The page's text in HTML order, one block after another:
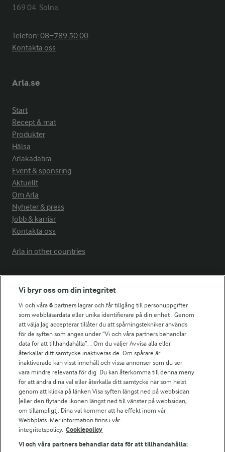
169 04  Solna
Telefon:08−789 50 00
Kontakta oss
Arla.se
Start
Recept & mat
Produkter
Hälsa
Arlakadabra
Event & sponsring
Aktuellt
Om Arla
Nyheter & press
Jobb & karriär
Kontakta oss
Arla in other countries
Fler Arlasajter
För ägare
Arlas kundportal
Arla.com
Falbygdens Ost
Arla webbshop
Bildbank
Följ oss
Vi bryr oss om din integritet
Vi och våra6 partners lagrar och får tillgång till personuppgifter
som webbläsardata eller unika identifierare på din enhet . Genom
att välja Jag accepterar tillåter du att spårningstekniker används
för de syften som anges under ”Vi och våra partners behandlar
data för att tillhandahålla”. . Om du väljer Avvisa alla eller
återkallar ditt samtycke inaktiveras de. Om spårare är
inaktiverade kan visst innehåll och vissa annonser som du ser
vara mindre relevanta för dig. Du kan återkomma till denna meny
för att ändra dina val eller återkalla ditt samtycke när som helst
genom att klicka på länken Visa syften längst ned på webbsidan
[eller den flytande ikonen längst ned till vänster på webbsidan,
om tillämpligt]. Dina val kommer att ha effekt inom vår
Webbplats. Mer information finns i vår
integritetspolicy. Cookiepolicy
Vi och våra partners behandlar data för att tillhandahålla: